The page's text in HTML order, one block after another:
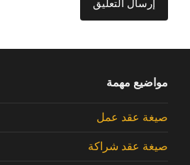
مواضيع مهمة
صيغة عقد عمل
صيغة عقد شراكة